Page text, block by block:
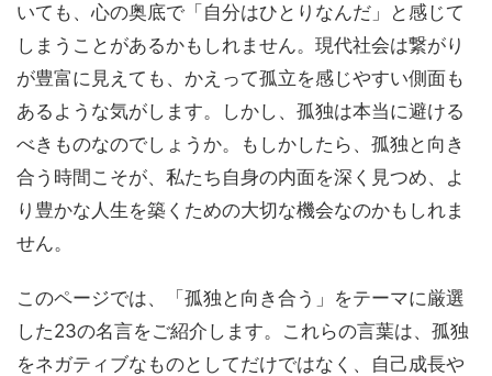
いても、心の奥底で「自分はひとりなんだ」と感じて
しまうことがあるかもしれません。現代社会は繋がり
が豊富に見えても、かえって孤立を感じやすい側面も
あるような気がします。しかし、孤独は本当に避ける
べきものなのでしょうか。もしかしたら、孤独と向き
合う時間こそが、私たち自身の内面を深く見つめ、よ
り豊かな人生を築くための大切な機会なのかもしれま
せん。
このページでは、「孤独と向き合う」をテーマに厳選
した23の名言をご紹介します。これらの言葉は、孤独
をネガティブなものとしてだけではなく、自己成長や